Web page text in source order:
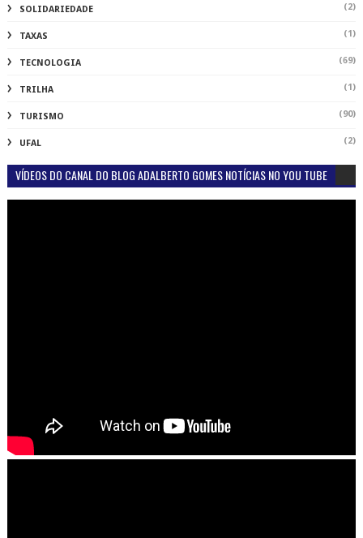
SOLIDARIEDADE (2)
TAXAS (1)
TECNOLOGIA (69)
TRILHA (1)
TURISMO (90)
UFAL (2)
VÍDEOS DO CANAL DO BLOG ADALBERTO GOMES NOTÍCIAS NO YOU TUBE